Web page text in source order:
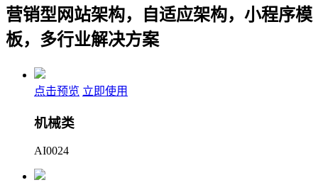
营销型网站架构，自适应架构，小程序模
板，多行业解决方案
点击预览 立即使用
机械类
AI0024